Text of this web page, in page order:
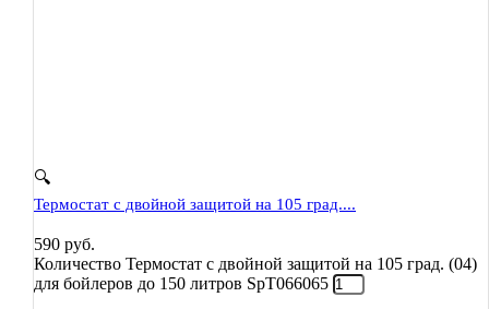
🔍
Термостат с двойной защитой на 105 град....
590 руб.
Количество Термостат с двойной защитой на 105 град. (04)
для бойлеров до 150 литров SpT066065